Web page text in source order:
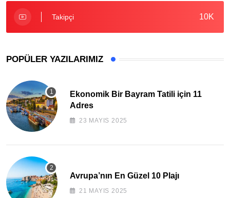
10K
Takipçi
POPÜLER YAZILARIMIZ
Ekonomik Bir Bayram Tatili için 11
Adres
23 MAYIS 2025
Avrupa’nın En Güzel 10 Plajı
21 MAYIS 2025